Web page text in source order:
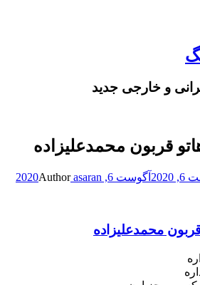
و خارجی جدید
قربون محمدعلیزاده
آگوست 6, 2020 Authorasaran
محمدعلیزاده